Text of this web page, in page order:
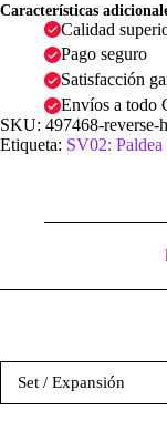
Características
Calidad
Pago seguro
Satisfacción
Envíos a todo
SKU: 497468-
Etiqueta: SV02:
Set / Expansión